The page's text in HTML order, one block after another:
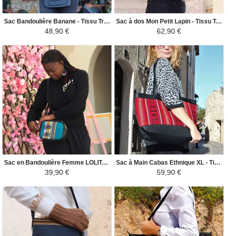
Sac Bandoulière Banane - Tissu Traditionnel Péruvien - Jean/Noir
48,90 €
Sac à dos Mon Petit Lapin - Tissu Traditionnel Amazonie Péruvienne - Jaune / Noir
62,90 €
Sac en Bandoulière Femme LOLITA - Toile Péruvienne Motifs Ethniques - Vert Canard / Noir
39,90 €
Sac à Main Cabas Ethnique XL - Tissu Péruvien - Rouge Coloré
59,90 €